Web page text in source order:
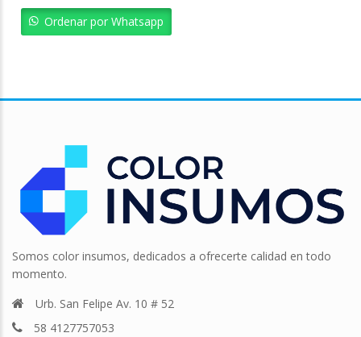
Ordenar por Whatsapp
Somos color insumos, dedicados a ofrecerte calidad en todo
momento.
Urb. San Felipe Av. 10 # 52
58 4127757053